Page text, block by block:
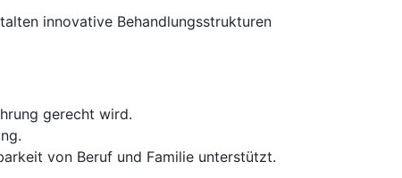
innovative Behandlungsstrukturen
gerecht wird.
von Beruf und Familie unterstützt.